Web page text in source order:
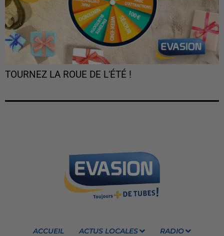
TOURNEZ LA ROUE DE L'ÉTÉ !
ACCUEIL ACTUS LOCALES RADIO